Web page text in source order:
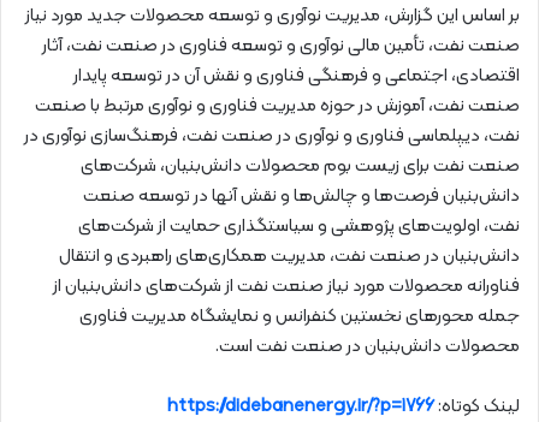
بر اساس این گزارش، مدیریت نوآوری و توسعه محصولات جدید مورد نیاز
صنعت نفت، تأمین مالی نوآوری و توسعه فناوری در صنعت نفت، آثار
اقتصادی، اجتماعی و فرهنگی فناوری و نقش آن در توسعه پایدار
صنعت نفت، آموزش در حوزه مدیریت فناوری و نوآوری مرتبط با صنعت
نفت، دیپلماسی فناوری و نوآوری در صنعت نفت، فرهنگ‌سازی نوآوری در
صنعت نفت برای زیست بوم محصولات دانش‌بنیان، شرکت‌های
دانش‌بنیان فرصت‌ها و چالش‌ها و نقش آنها در توسعه صنعت
نفت، اولویت‌های پژوهشی و سیاستگذاری حمایت از شرکت‌های
دانش‌بنیان در صنعت نفت، مدیریت همکاری‌های راهبردی و انتقال
فناورانه محصولات مورد نیاز صنعت نفت از شرکت‌های دانش‌بنیان از
جمله محورهای نخستین کنفرانس و نمایشگاه مدیریت فناوری
محصولات دانش‌بنیان در صنعت نفت است.
لینک کوتاه:https://didebanenergy.ir/?p=1766